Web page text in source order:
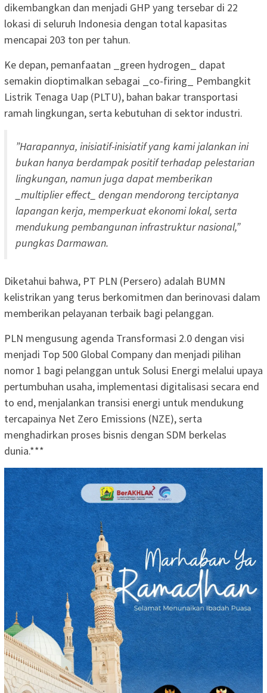
dikembangkan dan menjadi GHP yang tersebar di 22
lokasi di seluruh Indonesia dengan total kapasitas
mencapai 203 ton per tahun.
Ke depan, pemanfaatan _green hydrogen_ dapat
semakin dioptimalkan sebagai _co-firing_ Pembangkit
Listrik Tenaga Uap (PLTU), bahan bakar transportasi
ramah lingkungan, serta kebutuhan di sektor industri.
”Harapannya, inisiatif-inisiatif yang kami jalankan ini
bukan hanya berdampak positif terhadap pelestarian
lingkungan, namun juga dapat memberikan
_multiplier effect_ dengan mendorong terciptanya
lapangan kerja, memperkuat ekonomi lokal, serta
mendukung pembangunan infrastruktur nasional,”
pungkas Darmawan.
Diketahui bahwa, PT PLN (Persero) adalah BUMN
kelistrikan yang terus berkomitmen dan berinovasi dalam
memberikan pelayanan terbaik bagi pelanggan.
PLN mengusung agenda Transformasi 2.0 dengan visi
menjadi Top 500 Global Company dan menjadi pilihan
nomor 1 bagi pelanggan untuk Solusi Energi melalui upaya
pertumbuhan usaha, implementasi digitalisasi secara end
to end, menjalankan transisi energi untuk mendukung
tercapainya Net Zero Emissions (NZE), serta
menghadirkan proses bisnis dengan SDM berkelas
dunia.***